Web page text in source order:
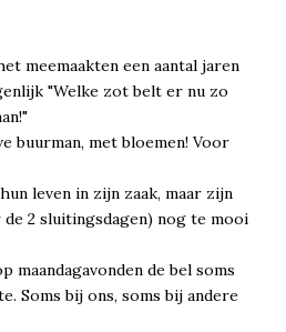
meemaakten een aantal jaren
"Welke zot belt er nu zo
buurman, met bloemen! Voor
leven in zijn zaak, maar zijn
de 2 sluitingsdagen) nog te mooi
maandagavonden de bel soms
Soms bij ons, soms bij andere